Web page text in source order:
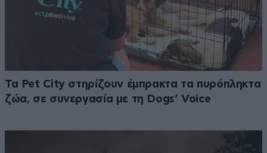
Τα Pet City στηρίζουν έμπρακτα τα πυρόπληκτα
ζώα, σε συνεργασία με τη Dogs’ Voice